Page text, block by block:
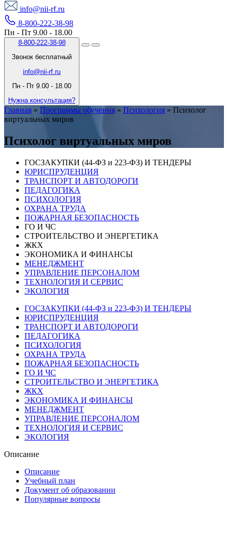
info@nii-rf.ru
8-800-222-38-98
Пн - Пт 9.00 - 18.00
8-800-222-38-98
Звонок бесплатный
info@nii-rf.ru
Пн - Пт 9.00 - 18.00
Нужна консультация?
Главная » Программы обучения » Психология » Психолог
виртуальных миров
Психолог виртуальных миров
ГОСЗАКУПКИ (44-ФЗ и 223-ФЗ) И ТЕНДЕРЫ
ЮРИСПРУДЕНЦИЯ
ТРАНСПОРТ И АВТОДОРОГИ
ПЕДАГОГИКА
ПСИХОЛОГИЯ
ОХРАНА ТРУДА
ПОЖАРНАЯ БЕЗОПАСНОСТЬ
ГО И ЧС
СТРОИТЕЛЬСТВО И ЭНЕРГЕТИКА
ЖКХ
ЭКОНОМИКА И ФИНАНСЫ
МЕНЕДЖМЕНТ
УПРАВЛЕНИЕ ПЕРСОНАЛОМ
ТЕХНОЛОГИЯ И СЕРВИС
ЭКОЛОГИЯ
ГОСЗАКУПКИ (44-ФЗ и 223-ФЗ) И ТЕНДЕРЫ
ЮРИСПРУДЕНЦИЯ
ТРАНСПОРТ И АВТОДОРОГИ
ПЕДАГОГИКА
ПСИХОЛОГИЯ
ОХРАНА ТРУДА
ПОЖАРНАЯ БЕЗОПАСНОСТЬ
ГО И ЧС
СТРОИТЕЛЬСТВО И ЭНЕРГЕТИКА
ЖКХ
ЭКОНОМИКА И ФИНАНСЫ
МЕНЕДЖМЕНТ
УПРАВЛЕНИЕ ПЕРСОНАЛОМ
ТЕХНОЛОГИЯ И СЕРВИС
ЭКОЛОГИЯ
Описание
Описание
Учебный план
Документ об образовании
Популярные вопросы